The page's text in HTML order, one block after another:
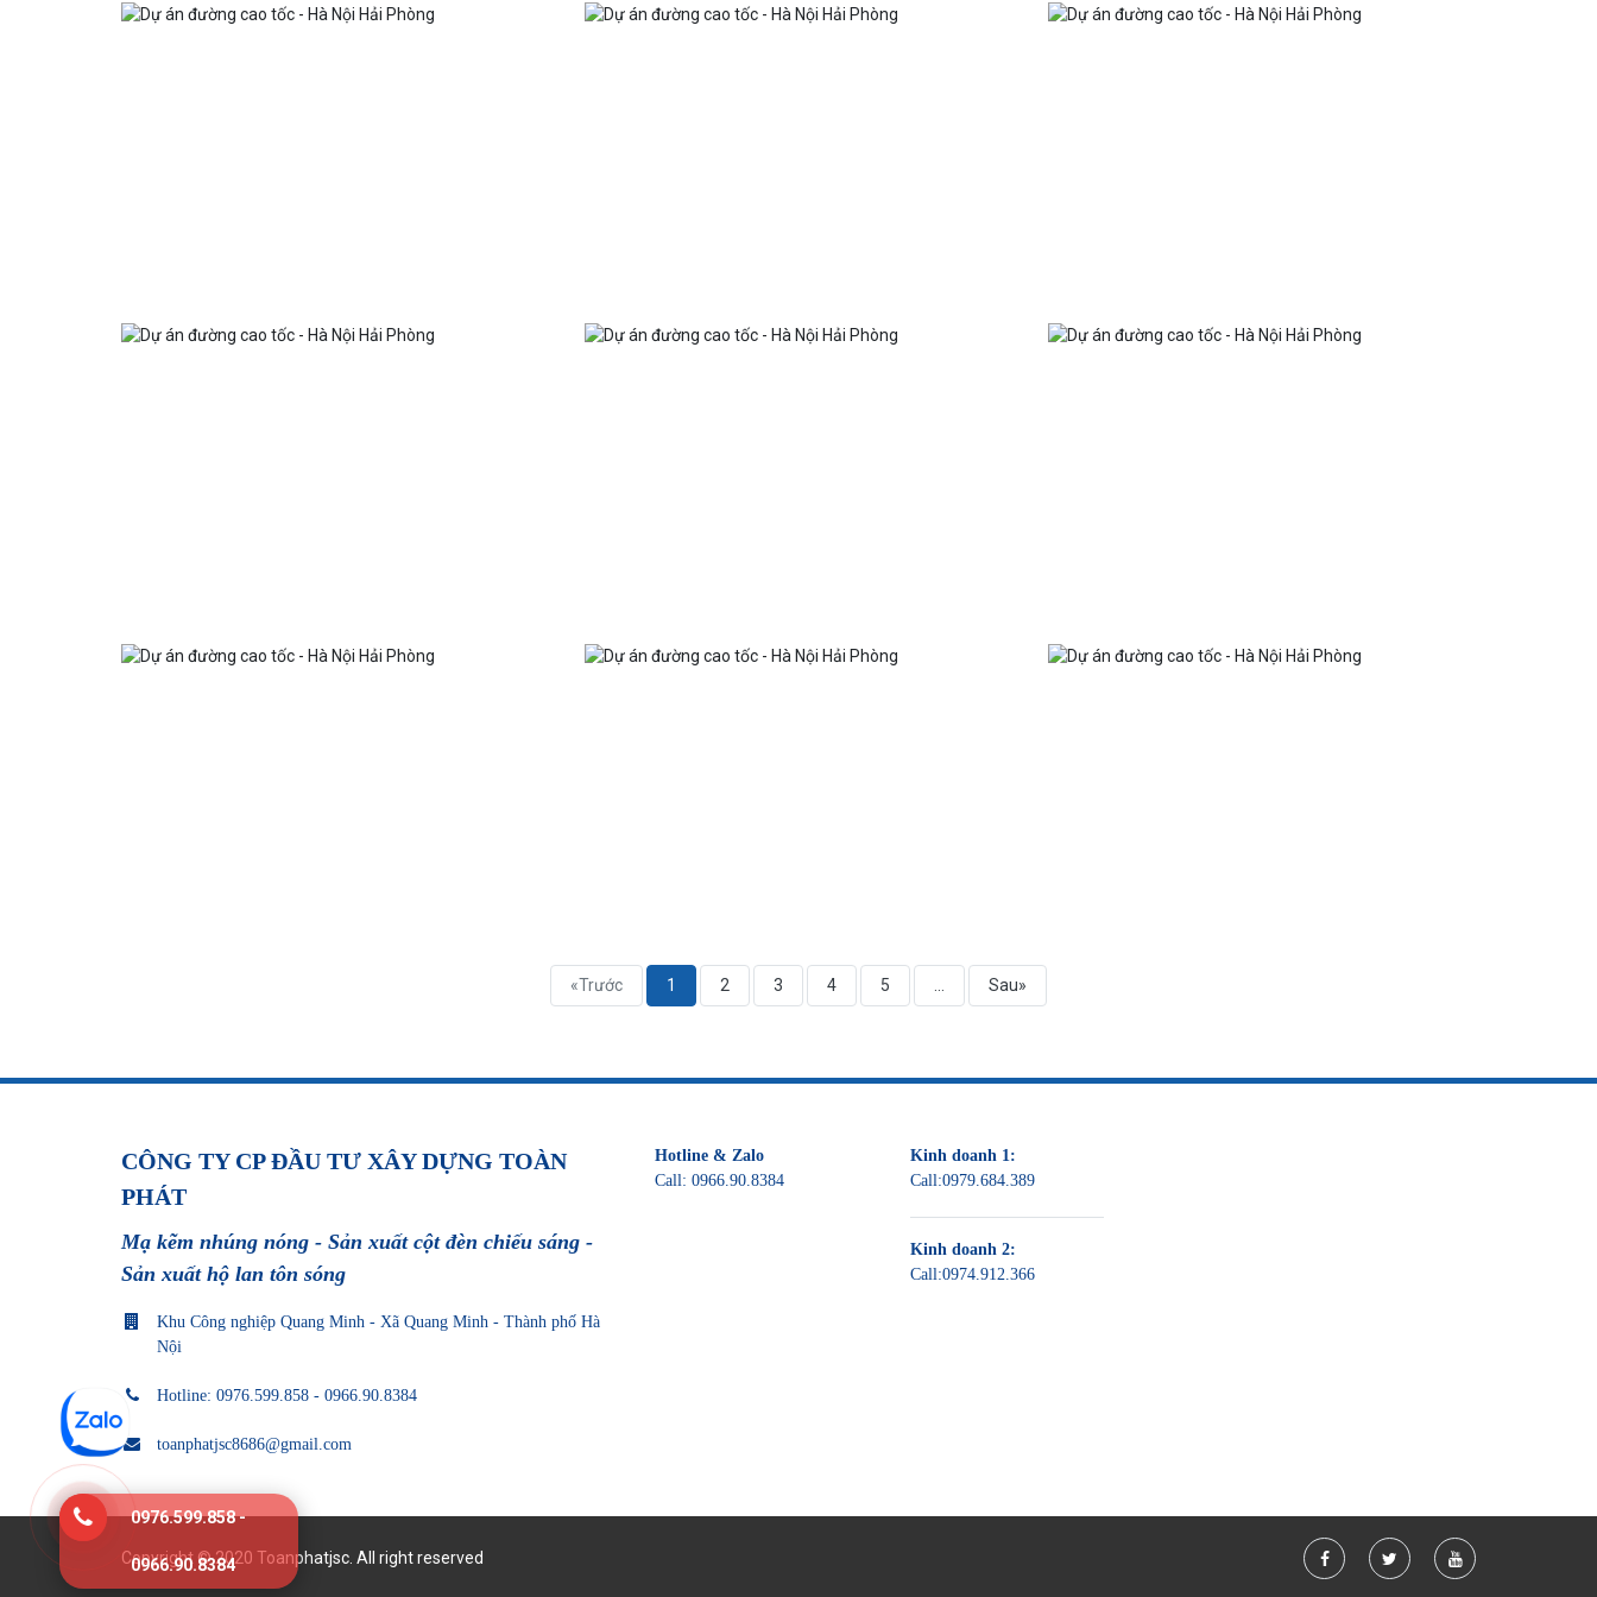
«Trước 1 2 3 4 5 Sau»
CÔNG TY CP ĐẦU TƯ XÂY DỰNG TOÀN
PHÁT
Mạ kẽm nhúng nóng - Sản xuất cột đèn chiếu sáng -
Sản xuất hộ lan tôn sóng
Khu Công nghiệp Quang Minh - Xã Quang Minh - Thành phố Hà
Nội
Hotline: 0976.599.858 - 0966.90.8384
toanphatjsc8686@gmail.com
Hotline & Zalo
Call:0966.90.8384
Kinh doanh 1:
Call:0979.684.389
Kinh doanh 2:
Call:0974.912.366
Copyright © 2020 Toanphatjsc. All right reserved
0976.599.858 -
0966.90.8384